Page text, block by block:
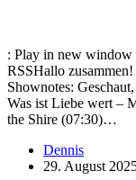
: Play in new window
RSSHallo
Shownotes:
Was ist Liebe wert –
the Shire (07:30)…
Dennis
29. August